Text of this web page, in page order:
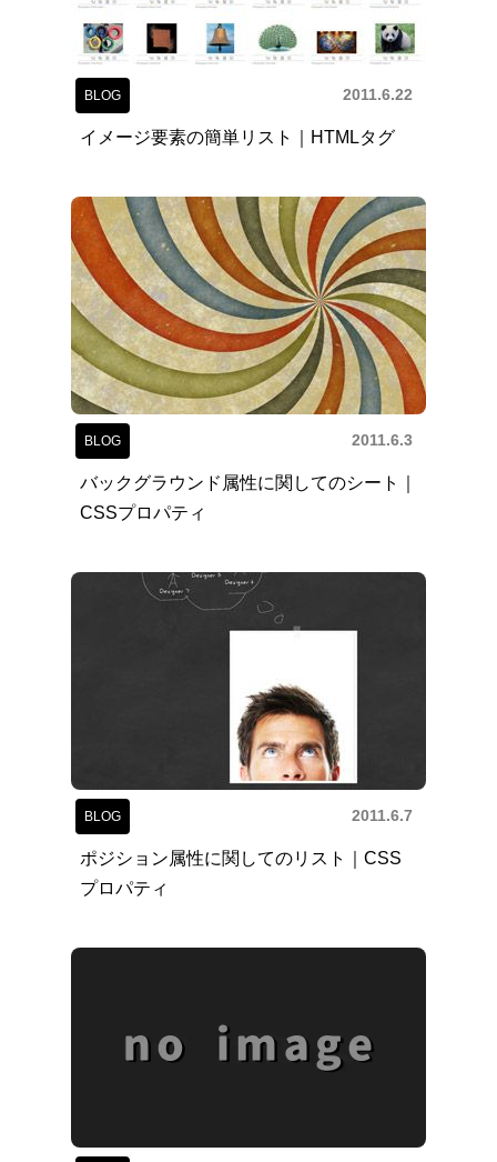
BLOG 2011.6.22
イメージ要素の簡単リスト｜HTMLタグ
BLOG 2011.6.3
バックグラウンド属性に関してのシート｜
CSSプロパティ
BLOG 2011.6.7
ポジション属性に関してのリスト｜CSS
プロパティ